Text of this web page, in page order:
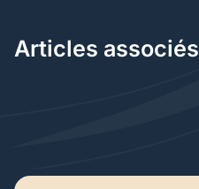
Articles associés